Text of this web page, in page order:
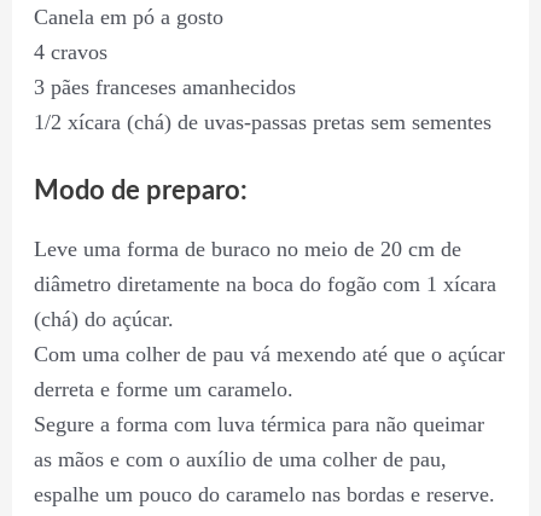
Canela em pó a gosto
4 cravos
3 pães franceses amanhecidos
1/2 xícara (chá) de uvas-passas pretas sem sementes
Modo de preparo:
Leve uma forma de buraco no meio de 20 cm de
diâmetro diretamente na boca do fogão com 1 xícara
(chá) do açúcar.
Com uma colher de pau vá mexendo até que o açúcar
derreta e forme um caramelo.
Segure a forma com luva térmica para não queimar
as mãos e com o auxílio de uma colher de pau,
espalhe um pouco do caramelo nas bordas e reserve.